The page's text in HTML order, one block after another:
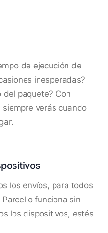
de ejecución de
inesperadas?
del paquete? Con
siempre verás cuando
los envíos, para todos
funciona sin
los dispositivos, estés